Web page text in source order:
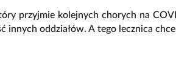
przyjmie kolejnych chorych na
innych oddziałów. A tego lecznica